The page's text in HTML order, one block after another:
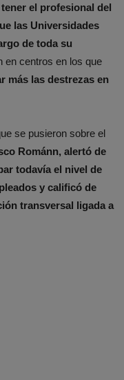
el profesional del
las Universidades
de toda su
en centros en los que
más las destrezas en
se pusieron sobre el
Románn, alertó de
todavía el nivel de
y calificó de
transversal ligada a